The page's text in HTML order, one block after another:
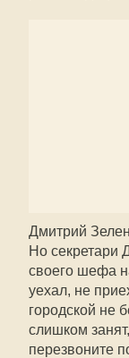
Дмитрий
Но секретари
своего шефа
уехал, не
городской не
слишком
перезвоните